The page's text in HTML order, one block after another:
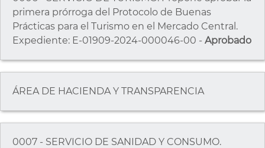
primera prórroga del Protocolo de Buenas
Prácticas para el Turismo en el Mercado Central.
Expediente: E-01909-2024-000046-00 - Aprobado
ÁREA DE HACIENDA Y TRANSPARENCIA
0007 - SERVICIO DE SANIDAD Y CONSUMO.